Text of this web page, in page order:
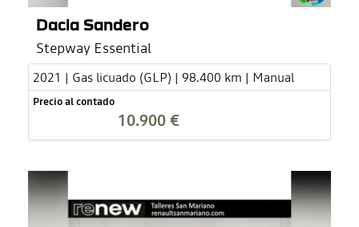
Dacia Sandero
Stepway Essential
2021 | Gas licuado (GLP) | 98.400 km | Manual
Precio al contado
10.900 €